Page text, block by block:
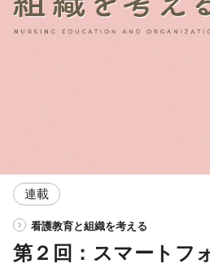
連載
看護教育と組織を考える
第２回：スマートフ